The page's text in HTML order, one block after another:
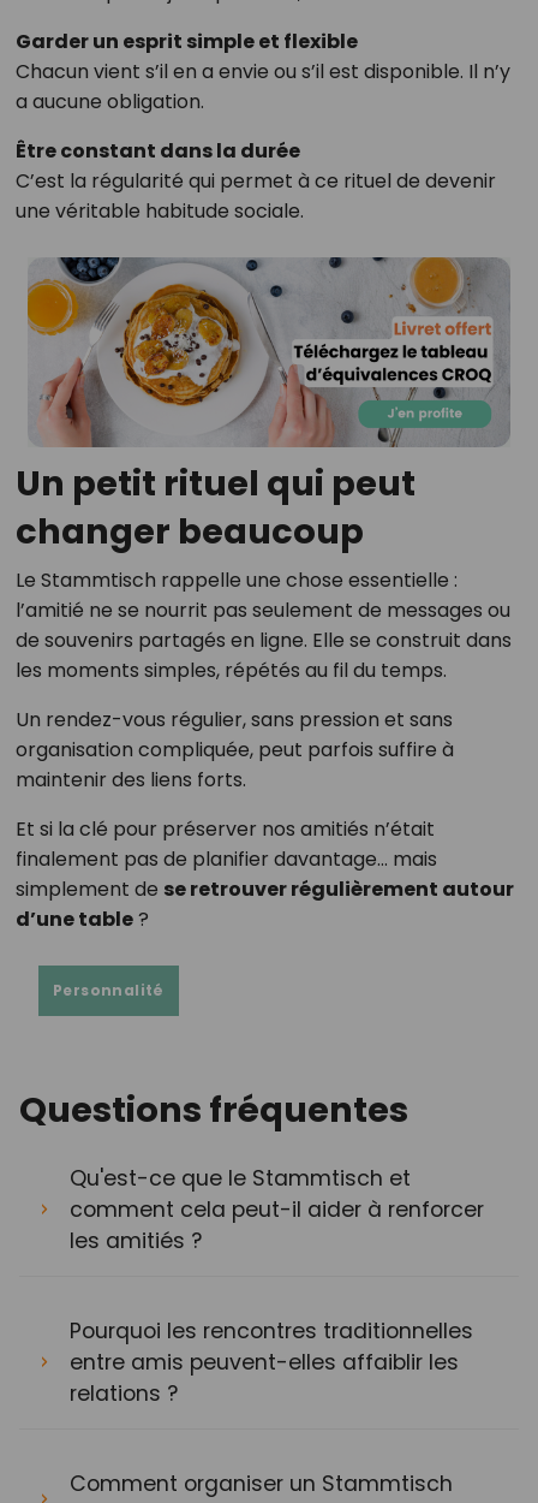
Garder un esprit simple et flexible
Chacun vient s’il en a envie ou s’il est disponible. Il n’y
a aucune obligation.
Être constant dans la durée
C’est la régularité qui permet à ce rituel de devenir
une véritable habitude sociale.
Un petit rituel qui peut
changer beaucoup
Le Stammtisch rappelle une chose essentielle :
l’amitié ne se nourrit pas seulement de messages ou
de souvenirs partagés en ligne. Elle se construit dans
les moments simples, répétés au fil du temps.
Un rendez-vous régulier, sans pression et sans
organisation compliquée, peut parfois suffire à
maintenir des liens forts.
Et si la clé pour préserver nos amitiés n’était
finalement pas de planifier davantage… mais
simplement de se retrouver régulièrement autour
d’une table?
Personnalité
Questions fréquentes
Qu'est-ce que le Stammtisch et
comment cela peut-il aider à renforcer
les amitiés ?
Pourquoi les rencontres traditionnelles
entre amis peuvent-elles affaiblir les
relations ?
Comment organiser un Stammtisch